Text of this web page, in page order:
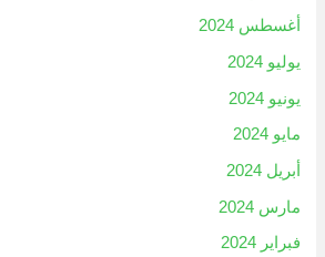
أغسطس 2024
يوليو 2024
يونيو 2024
مايو 2024
أبريل 2024
مارس 2024
فبراير 2024